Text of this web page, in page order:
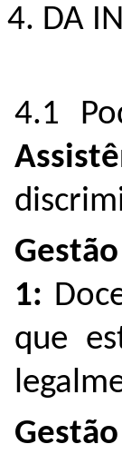
4. DA
4.1
1:
que